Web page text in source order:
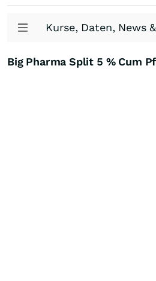
Kurse, Daten, News
Big Pharma Split 5 % Cum